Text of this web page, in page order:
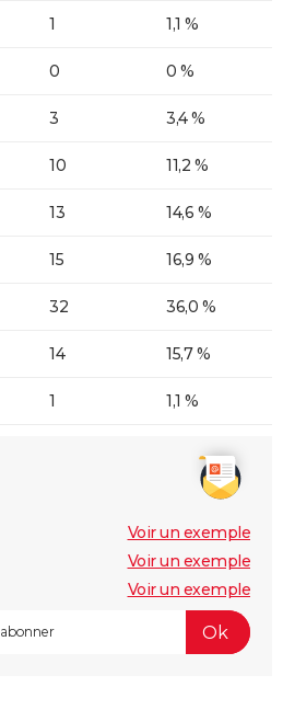
1 1,1 %
0 0 %
3 3,4 %
10 11,2 %
13 14,6 %
15 16,9 %
32 36,0 %
14 15,7 %
1 1,1 %
Voir un exemple
Voir un exemple
Voir un exemple